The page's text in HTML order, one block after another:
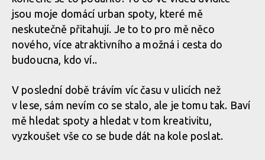
jsou moje domácí urban spoty, které mě
neskutečně přitahují. Je to to pro mě něco
nového, více atraktivního a možná i cesta do
budoucna, kdo ví..
V poslední době trávím víc času v ulicích než
v lese, sám nevím co se stalo, ale je tomu tak. Baví
mě hledat spoty a hledat v tom kreativitu,
vyzkoušet vše co se bude dát na kole poslat.